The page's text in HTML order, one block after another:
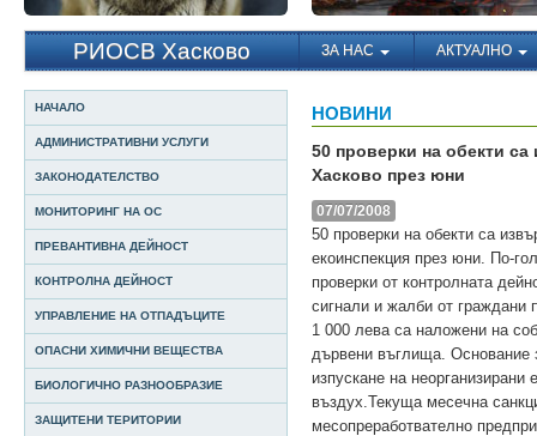
РИОСВ Хасково ЗА НАС АКТУАЛНО
НАЧАЛО
АДМИНИСТРАТИВНИ УСЛУГИ
ЗАКОНОДАТЕЛСТВО
МОНИТОРИНГ НА ОС
ПРЕВАНТИВНА ДЕЙНОСТ
КОНТРОЛНА ДЕЙНОСТ
УПРАВЛЕНИЕ НА ОТПАДЪЦИТЕ
ОПАСНИ ХИМИЧНИ ВЕЩЕСТВА
БИОЛОГИЧНО РАЗНООБРАЗИЕ
ЗАЩИТЕНИ ТЕРИТОРИИ
НОВИНИ
50 проверки на обекти
Хасково през юни
07/07/2008
50 проверки на обекти са
екоинспекция през юни. По-
проверки от контролната
сигнали и жалби от граждани
1 000 лева са наложени на
дървени въглища. Основание
изпускане на
въздух.Текуща месечна
месопреработвателно